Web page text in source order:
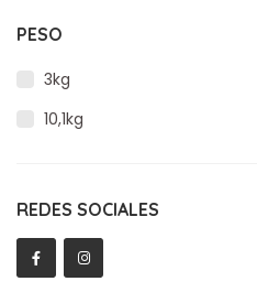
PESO
3kg
10,1kg
REDES SOCIALES